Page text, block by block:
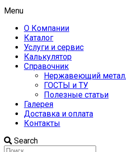
Menu
О Компании
Каталог
Услуги и сервис
Калькулятор
Справочник
Нержавеющий
ГОСТЫ и ТУ
Полезные статьи
Галерея
Доставка и оплата
Контакты
Search